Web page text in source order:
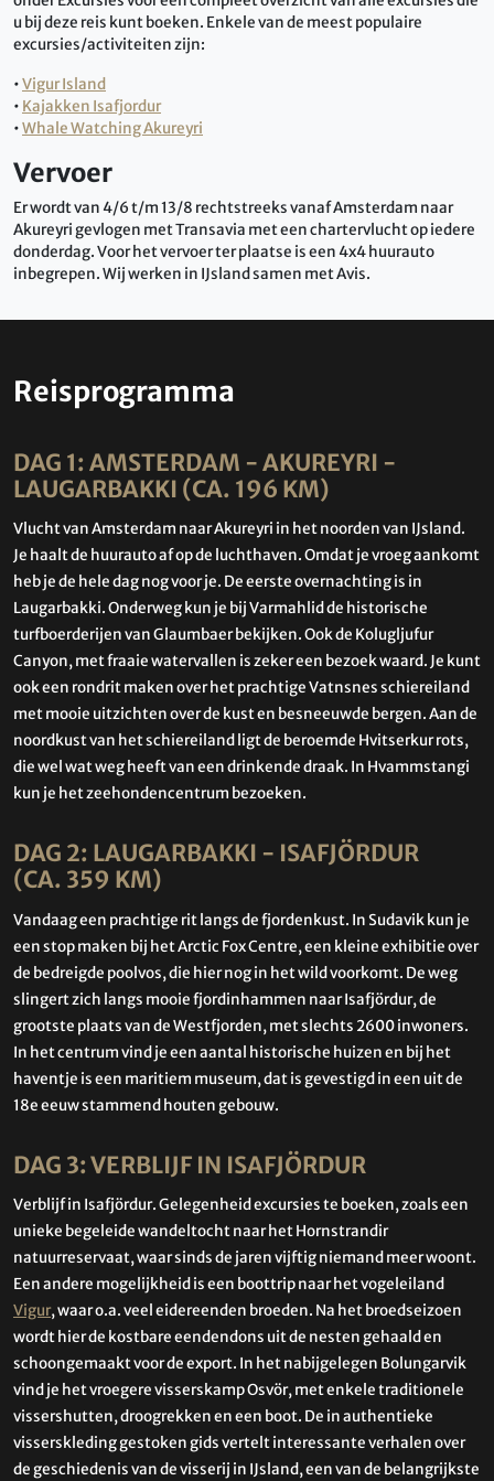
u bij deze reis kunt boeken. Enkele van de meest populaire
excursies/activiteiten zijn:
•Vigur Island
• Kajakken Isafjordur
•Whale Watching Akureyri
Vervoer
Er wordt van 4/6 t/m 13/8 rechtstreeks vanaf Amsterdam naar
Akureyri gevlogen met Transavia met een chartervlucht op iedere
donderdag. Voor het vervoer ter plaatse is een 4x4 huurauto
inbegrepen. Wij werken in IJsland samen met Avis.
Reisprogramma
DAG 1: AMSTERDAM - AKUREYRI -
LAUGARBAKKI (CA. 196 KM)
Vlucht van Amsterdam naar Akureyri in het noorden van IJsland.
Je haalt de huurauto af op de luchthaven. Omdat je vroeg aankomt
heb je de hele dag nog voor je. De eerste overnachting is in
Laugarbakki. Onderweg kun je bij Varmahlid de historische
turfboerderijen van Glaumbaer bekijken. Ook de Kolugljufur
Canyon, met fraaie watervallen is zeker een bezoek waard. Je kunt
ook een rondrit maken over het prachtige Vatnsnes schiereiland
met mooie uitzichten over de kust en besneeuwde bergen. Aan de
noordkust van het schiereiland ligt de beroemde Hvitserkur rots,
die wel wat weg heeft van een drinkende draak. In Hvammstangi
kun je het zeehondencentrum bezoeken.
DAG 2: LAUGARBAKKI - ISAFJÖRDUR
(CA. 359 KM)
Vandaag een prachtige rit langs de fjordenkust. In Sudavik kun je
een stop maken bij het Arctic Fox Centre, een kleine exhibitie over
de bedreigde poolvos, die hier nog in het wild voorkomt. De weg
slingert zich langs mooie fjordinhammen naar Isafjördur, de
grootste plaats van de Westfjorden, met slechts 2600 inwoners.
In het centrum vind je een aantal historische huizen en bij het
haventje is een maritiem museum, dat is gevestigd in een uit de
18e eeuw stammend houten gebouw.
DAG 3: VERBLIJF IN ISAFJÖRDUR
Verblijf in Isafjördur. Gelegenheid excursies te boeken, zoals een
unieke begeleide wandeltocht naar het Hornstrandir
natuurreservaat, waar sinds de jaren vijftig niemand meer woont.
Een andere mogelijkheid is een boottrip naar het vogeleiland
Vigur, waar o.a. veel eidereenden broeden. Na het broedseizoen
wordt hier de kostbare eendendons uit de nesten gehaald en
schoongemaakt voor de export. In het nabijgelegen Bolungarvik
vind je het vroegere visserskamp Osvör, met enkele traditionele
vissershutten, droogrekken en een boot. De in authentieke
visserskleding gestoken gids vertelt interessante verhalen over
de geschiedenis van de visserij in IJsland, een van de belangrijkste